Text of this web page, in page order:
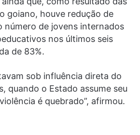
goiano, houve redução de
número de jovens internados
nos últimos seis
de 83%.
sob influência direta do
quando o Estado assume seu
é quebrado”, afirmou.